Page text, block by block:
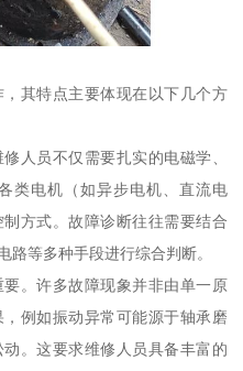
其特点主要体现在以下几个方
人员不仅需要扎实的电磁学、
类电机（如异步电机、直流电
方式。故障诊断往往需要结合
路等多种手段进行综合判断。
。许多故障现象并非由单一原
例如振动异常可能源于轴承磨
。这要求维修人员具备丰富的